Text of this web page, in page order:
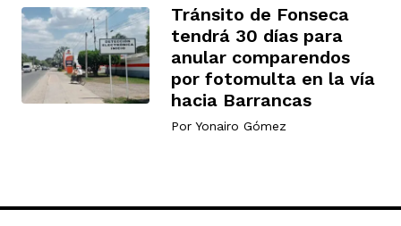
Tránsito de Fonseca
tendrá 30 días para
anular comparendos
por fotomulta en la vía
hacia Barrancas
Por Yonairo Gómez